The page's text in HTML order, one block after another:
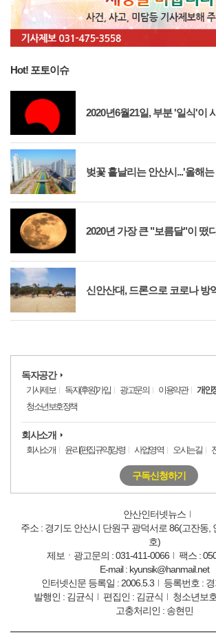
Hot! 포토이슈
2020년6월21일, 부분 '일식'이
벚꽃 흩날리는 안산시...'올해
2020년 가장 큰 "보름달"이 떴
신안산대, 드론으로 코로나 방
독자공간
기사제보 독자(후원)가입 광고문의 이용약관
개인
청소년보호정책
회사소개
회사소개 윤리(편집규약)강령 사업영역 오시는길
구독신청하기
안산인터넷뉴스
주소 : 경기도 안산시 단원구 광덕서로 86(고잔동,
호)
제보ㆍ광고문의 : 031-411-0066
팩스 :
E-mail : kyunsik@hanmail.net
인터넷신문 등록일 : 2006.5.3
등록번호 :
발행인 : 김균식
편집인 : 김균식
청소년보
고충처리인 : 송현민